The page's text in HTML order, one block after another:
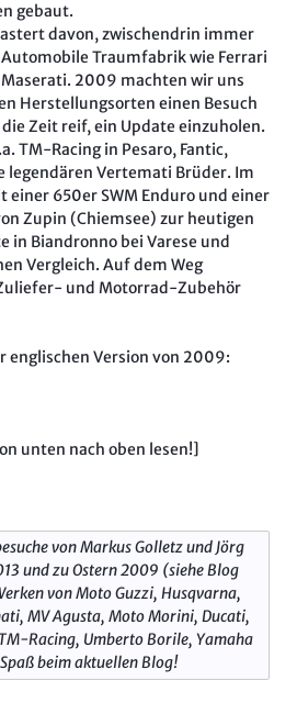
gebaut.
davon, zwischendrin immer
Traumfabrik wie Ferrari
2009 machten wir uns
Herstellungsorten einen Besuch
Zeit reif, ein Update einzuholen.
TM-Racing in Pesaro, Fantic,
legendären Vertemati Brüder. Im
einer 650er SWM Enduro und einer
Zupin (Chiemsee) zur heutigen
in Biandronno bei Varese und
Vergleich. Auf dem Weg
und Motorrad-Zubehör
englischen Version von 2009:
unten nach oben lesen!]
von Markus Golletz und Jörg
und zu Ostern 2009 (siehe Blog
von Moto Guzzi, Husqvarna,
MV Agusta, Moto Morini, Ducati,
Racing, Umberto Borile, Yamaha
beim aktuellen Blog!